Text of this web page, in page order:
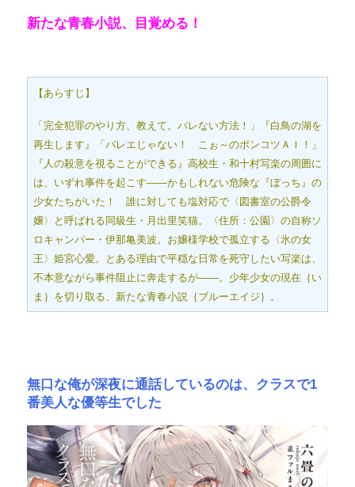
新たな青春小説、目覚める！
【あらすじ】
「完全犯罪のやり方、教えて。バレない方法！」『白鳥の湖を
再生します』「バレエじゃない！ こぉ～のポンコツＡＩ！」
『人の殺意を視ることができる』高校生・和十村写楽の周囲に
は、いずれ事件を起こす――かもしれない危険な『ぼっち』の
少女たちがいた！ 誰に対しても塩対応で〈図書室の公爵令
嬢〉と呼ばれる同級生・月出里笑猫。〈住所：公園〉の自称ソ
ロキャンパー・伊那亀美波。お嬢様学校で孤立する〈氷の女
王〉姫宮心愛。とある理由で平穏な日常を死守したい写楽は、
不本意ながら事件阻止に奔走するが――。少年少女の現在｛い
ま｝を切り取る、新たな青春小説｛ブルーエイジ｝。
無口な俺が深夜に通話しているのは、クラスで1
番美人な優等生でした